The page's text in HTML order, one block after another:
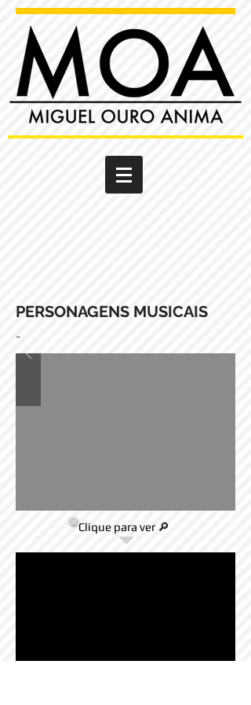
PERSONAGENS MUSICAIS
-
Clique para ver 🔎